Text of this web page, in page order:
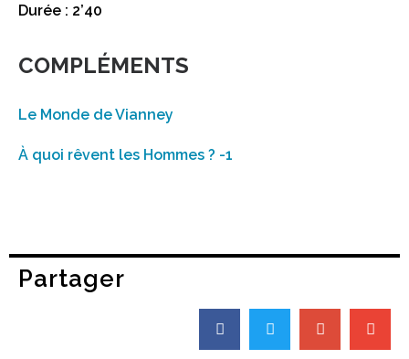
Durée : 2’40
COMPLÉMENTS
Le Monde de Vianney
À quoi rêvent les Hommes ? -1
Partager